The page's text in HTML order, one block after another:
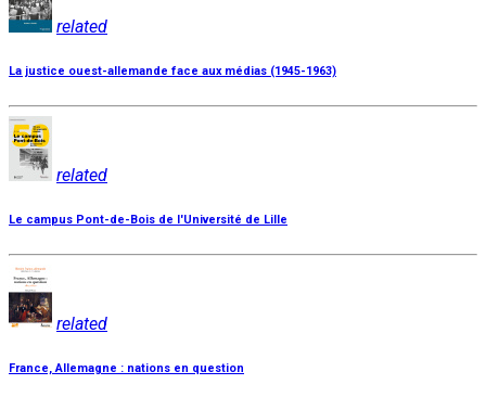
related
La justice ouest-allemande face aux médias (1945-1963)
related
Le campus Pont-de-Bois de l'Université de Lille
related
France, Allemagne : nations en question